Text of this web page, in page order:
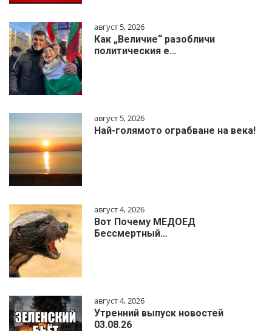
август 5, 2026
Как „Величие“ разобличи
политическия е…
август 5, 2026
Най-голямото ограбване на века!
август 4, 2026
Вот Почему МЕДОЕД
Бессмертный…
август 4, 2026
Утренний выпуск новостей
03.08.26